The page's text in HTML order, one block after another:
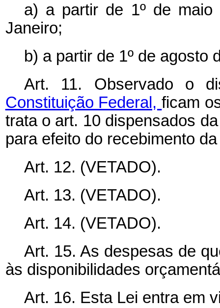
a) a partir de 1º de
Janeiro;
b) a partir de 1º de agosto
Art. 11. Observado o
Constituição Federal,ficam
trata o art. 10 dispensados
para efeito do recebimento
Art. 12. (VETADO).
Art. 13. (VETADO).
Art. 14. (VETADO).
Art. 15. As despesas de
às disponibilidades
Art. 16. Esta Lei entra em